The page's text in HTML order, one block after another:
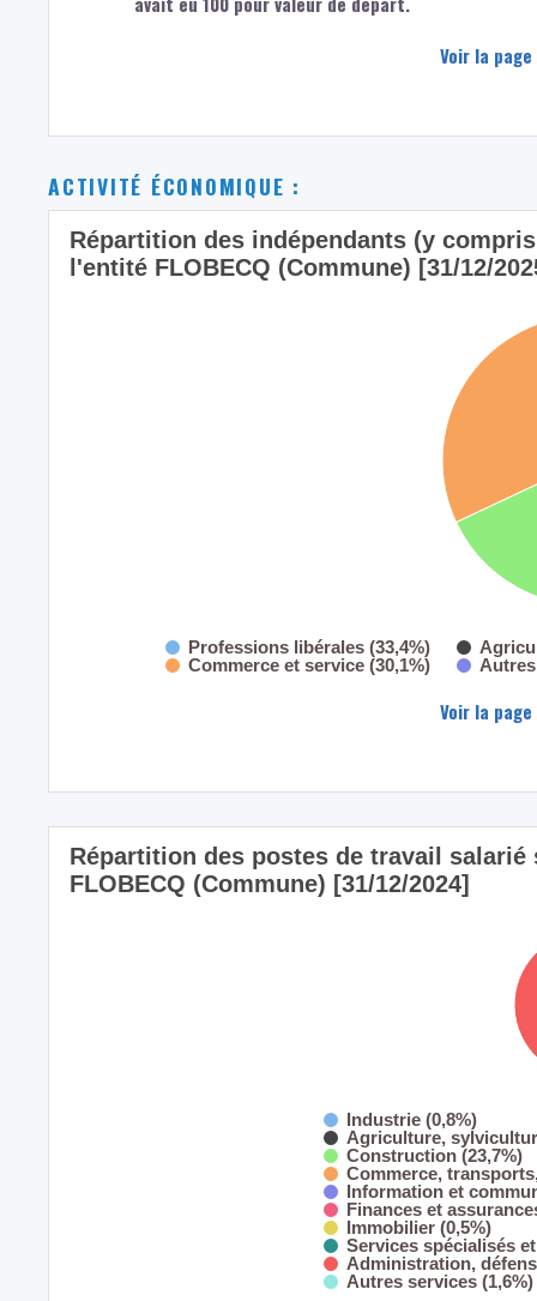
Voir la
ACTIVITÉ ÉCONOMIQUE :
Répartition des indépendants (y
l'entité FLOBECQ (Commune) [31/12/
Professions libérales (33,4%)
Commerce et service (30,1%)
Voir la
Répartition des postes de travail
FLOBECQ (Commune) [31/12/2024]
Industrie (0,8%)
Agriculture,
Construction (23,7%)
Commerce,
Information et
Finances et
Immobilier (0,5%)
Services spécialisés
Administration,
Autres services (1,6%)